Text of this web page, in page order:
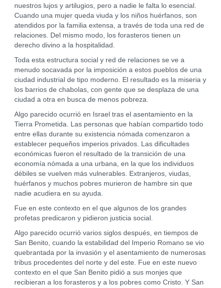
nuestros lujos y artilugios, pero a nadie le falta lo esencial.
Cuando una mujer queda viuda y los niños huérfanos, son
atendidos por la familia extensa, a través de toda una red de
relaciones. Del mismo modo, los forasteros tienen un
derecho divino a la hospitalidad.
Toda esta estructura social y red de relaciones se ve a
menudo socavada por la imposición a estos pueblos de una
ciudad industrial de tipo moderno. El resultado es la miseria y
los barrios de chabolas, con gente que se desplaza de una
ciudad a otra en busca de menos pobreza.
Algo parecido ocurrió en Israel tras el asentamiento en la
Tierra Prometida. Las personas que habían compartido todo
entre ellas durante su existencia nómada comenzaron a
establecer pequeños imperios privados. Las dificultades
económicas fueron el resultado de la transición de una
economía nómada a una urbana, en la que los individuos
débiles se vuelven más vulnerables. Extranjeros, viudas,
huérfanos y muchos pobres murieron de hambre sin que
nadie acudiera en su ayuda.
Fue en este contexto en el que algunos de los grandes
profetas predicaron y pidieron justicia social.
Algo parecido ocurrió varios siglos después, en tiempos de
San Benito, cuando la estabilidad del Imperio Romano se vio
quebrantada por la invasión y el asentamiento de numerosas
tribus procedentes del norte y del este. Fue en este nuevo
contexto en el que San Benito pidió a sus monjes que
recibieran a los forasteros y a los pobres como Cristo. Y San